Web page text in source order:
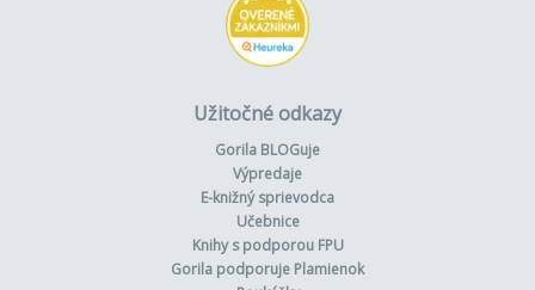
Užitočné odkazy
Gorila BLOGuje
Výpredaje
E-knižný sprievodca
Učebnice
Knihy s podporou FPU
Gorila podporuje Plamienok